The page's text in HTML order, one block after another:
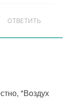
ОТВЕТИТЬ
"Воздух